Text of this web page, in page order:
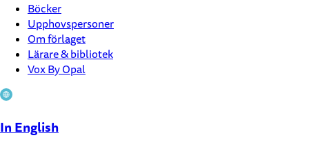
Böcker
Upphovspersoner
Om förlaget
Lärare & bibliotek
Vox By Opal
In English